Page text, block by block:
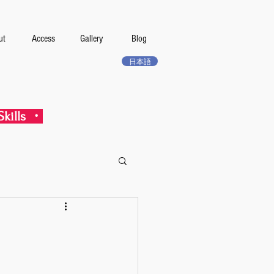
Access Gallery Blog
日本語
・